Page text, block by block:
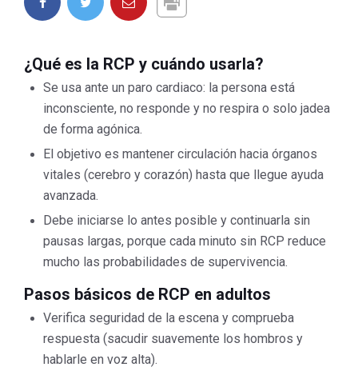
¿Qué es la RCP y cuándo usarla?
Se usa ante un paro cardiaco: la persona está
inconsciente, no responde y no respira o solo jadea
de forma agónica.
El objetivo es mantener circulación hacia órganos
vitales (cerebro y corazón) hasta que llegue ayuda
avanzada.
Debe iniciarse lo antes posible y continuarla sin
pausas largas, porque cada minuto sin RCP reduce
mucho las probabilidades de supervivencia.
Pasos básicos de RCP en adultos
Verifica seguridad de la escena y comprueba
respuesta (sacudir suavemente los hombros y
hablarle en voz alta).